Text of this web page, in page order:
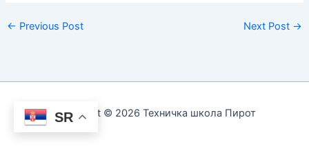
← Previous Post Next Post →
Copyright © 2026 Техничка школа Пирот
SR